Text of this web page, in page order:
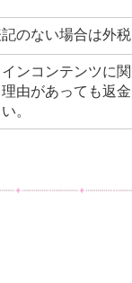
のない場合は外
ンコンテンツに
由があっても返
。